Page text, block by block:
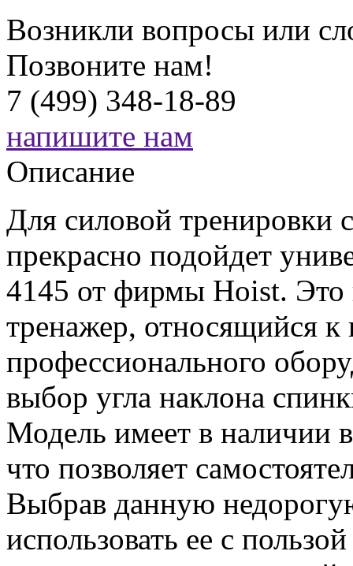
Возникли вопросы или
Позвоните нам!
7 (499) 348-18-89
напишите нам
Описание
Для силовой тренировки
прекрасно подойдет
4145 от фирмы Hoist.
тренажер, относящийся к
профессионального
выбор угла наклона
Модель имеет в наличии
что позволяет
Выбрав данную
использовать ее с